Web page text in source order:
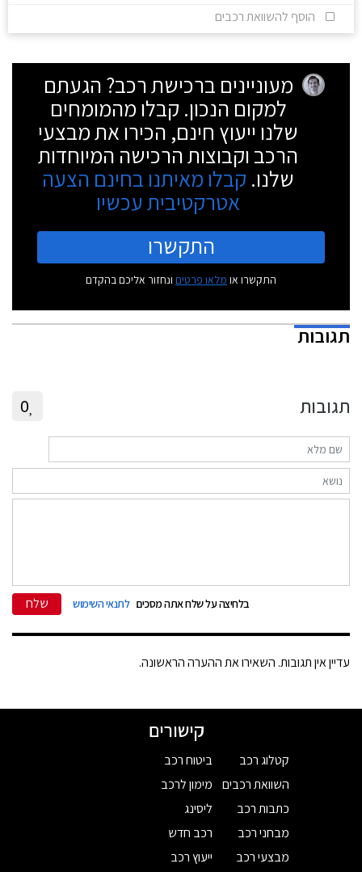
הוסף להשוואת רכבים
מעוניינים ברכישת רכב? הגעתם
למקום הנכון. קבלו מהמומחים
שלנו ייעוץ חינם, הכירו את מבצעי
הרכב וקבוצות הרכישה המיוחדות
שלנו. קבלו מאיתנו בחינם הצעה
אטרקטיבית עכשיו
התקשרו
התקשרו או מלאו פרטים ונחזור אליכם בהקדם
תגובות
תגובות 0
בלחיצה על שלח אתה מסכים לתנאי השימוש שלח
עדיין אין תגובות. השאירו את ההערה הראשונה.
קישורים
קטלוג רכב
השוואת רכבים
כתבות רכב
מבחני רכב
מבצעי רכב
ביטוח רכב
מימון לרכב
ליסינג
רכב חדש
ייעוץ רכב